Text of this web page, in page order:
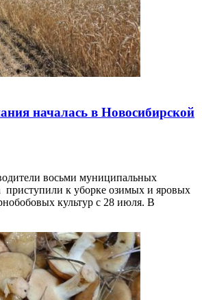
началась в Новосибирской
восьми муниципальных
приступили к уборке озимых и яровых
культур с 28 июля. В